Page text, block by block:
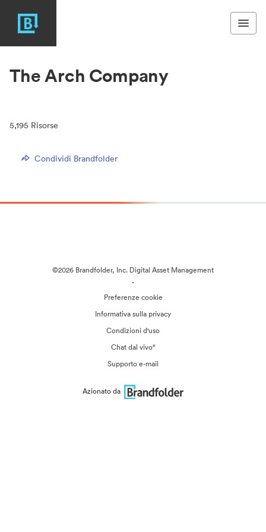
The Arch Company
5,195 Risorse
Condividi Brandfolder
©2026 Brandfolder, Inc. Digital Asset Management
·
Preferenze cookie
Informativa sulla privacy
Condizioni d'uso
Chat dal vivo“
Supporto e-mail
Azionato da